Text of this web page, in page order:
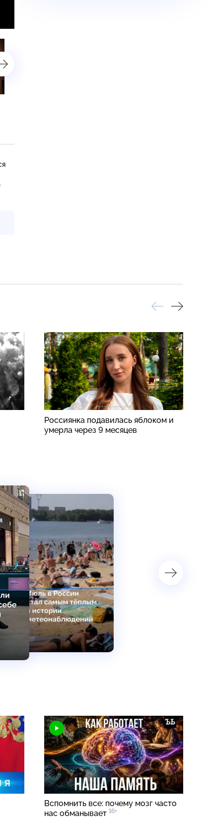
Россиянка подавилась яблоком и
умерла через 9 месяцев
Вспомнить все: почему мозг часто
нас обманывает 16+